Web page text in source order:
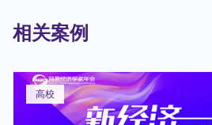
相关案例
高校